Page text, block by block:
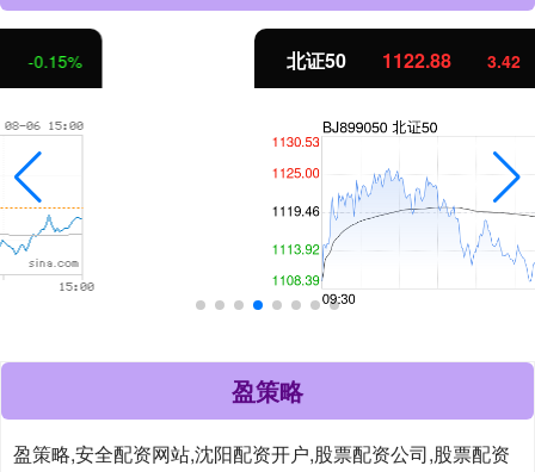
3.42 0.30%
盈策略
盈策略,安全配资网站,沈阳配资开户,股票配资公司,股票配资